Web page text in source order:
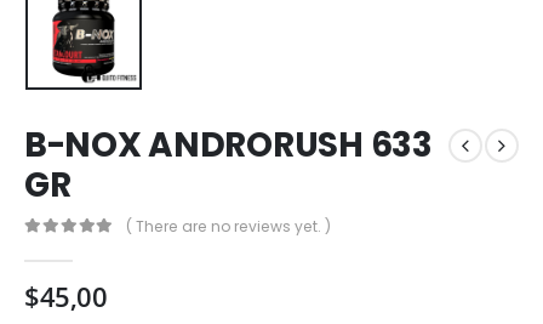
B-NOX ANDRORUSH 633
GR
( There are no reviews yet. )
$45,00